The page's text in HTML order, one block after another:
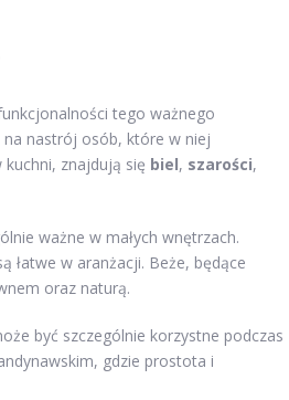
tego ważnego
na nastrój osób, które w niej
znajdują się biel, szarości,
ważne w małych wnętrzach.
łatwe w aranżacji. Beże, będące
oraz naturą.
być szczególnie korzystne podczas
gdzie prostota i